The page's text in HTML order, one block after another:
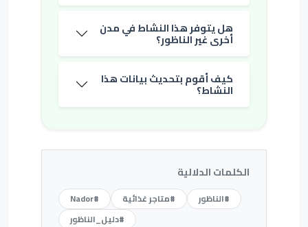
هل يتوفر هذا النشاط في مدن
أخرى غير الناظور؟
كيف أقوم بتحديث بيانات هذا
النشاط؟
الكلمات الدلالية
#الناظور #متاجر غذائية
#Nador
#دليل_الناظور